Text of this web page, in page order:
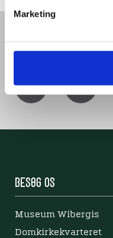
Marketing
Del denne
Besøg os
Museum Wibergis
Domkirkekvarteret